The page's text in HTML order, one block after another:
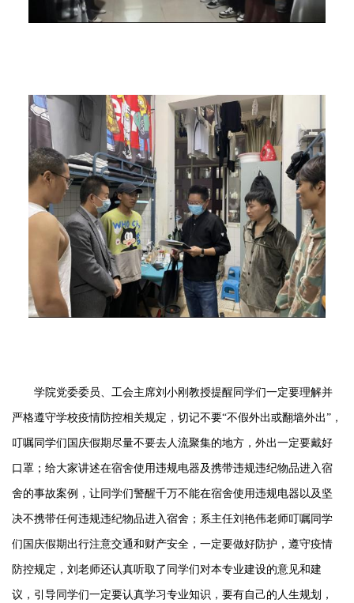
学院党委委员、工会主席刘小刚教授提醒同学们一定要理解并
严格遵守学校疫情防控相关规定，切记不要“不假外出或翻墙外出”，
叮嘱同学们国庆假期尽量不要去人流聚集的地方，外出一定要戴好
口罩；给大家讲述在宿舍使用违规电器及携带违规违纪物品进入宿
舍的事故案例，让同学们警醒千万不能在宿舍使用违规电器以及坚
决不携带任何违规违纪物品进入宿舍；系主任刘艳伟老师叮嘱同学
们国庆假期出行注意交通和财产安全，一定要做好防护，遵守疫情
防控规定，刘老师还认真听取了同学们对本专业建设的意见和建
议，引导同学们一定要认真学习专业知识，要有自己的人生规划，